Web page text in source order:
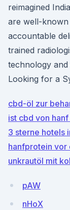
reimagined
are well-
accountable
trained
technology
Looking for a
cbd-öl zur
ist cbd von
3 sterne hotels
hanfprotein vor
unkrautöl mit
pAW
nHoX